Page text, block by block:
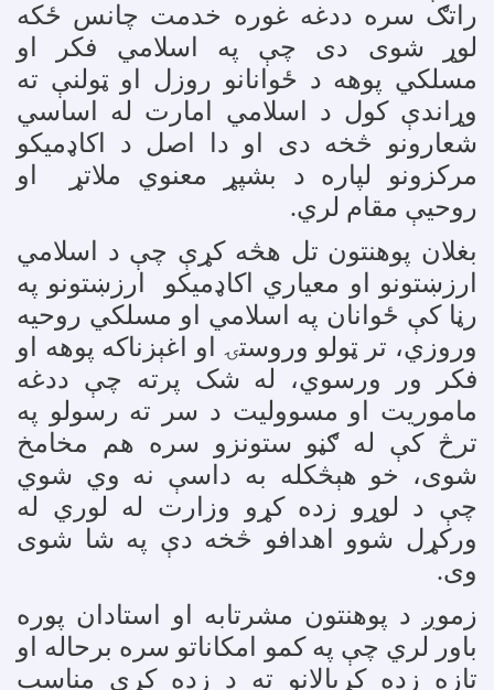
راتګ سره ددغه غوره خدمت چانس ځکه
لوړ شوی دی چې په اسلامي فکر او
مسلکي پوهه د ځوانانو روزل او ټولنې ته
وړاندې کول د اسلامي امارت له اساسي
شعارونو څخه دی او دا اصل د اکاډمیکو
مرکزونو لپاره د بشپړ معنوي ملاتړ او
روحیې مقام لري.
بغلان پوهنتون تل هڅه کړې چې د اسلامي
ارزښتونو او معیاري اکاډمیکو ارزښتونو په
رڼا کې ځوانان په اسلامي او مسلکي روحیه
وروزي، تر ټولو وروستۍ او اغېزناکه پوهه او
فکر ور ورسوي، له شک پرته چې ددغه
ماموریت او مسوولیت د سر ته رسولو په
ترڅ کې له ګڼو ستونزو سره هم مخامخ
شوی، خو هېڅکله به داسې نه وي شوي
چې د لوړو زده کړو وزارت له لوري له
ورکړل شوو اهدافو څخه دې په شا شوی
وی.
زموږ د پوهنتون مشرتابه او استادان پوره
باور لري چې په کمو امکاناتو سره برحاله او
تازه زده کړیالانو ته د زده کړې مناسب